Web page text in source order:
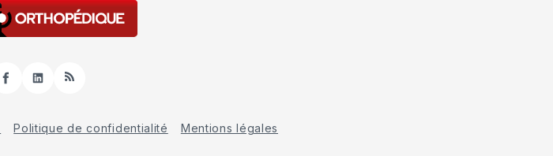
FacebookLinkedInRSS
Politique de confidentialité Mentions légales